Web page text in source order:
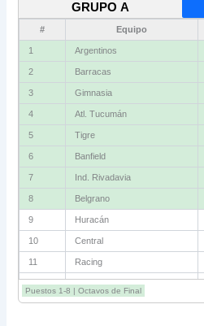
GRUPO A
# Equipo
1 Argentinos
2 Barracas
3 Gimnasia
4 Atl. Tucumán
5 Tigre
6 Banfield
7 Ind. Rivadavia
8 Belgrano
9 Huracán
10 Central
11 Racing
12 Estudiantes RC
13 Sarmiento
Puestos 1-8 | Octavos de Final